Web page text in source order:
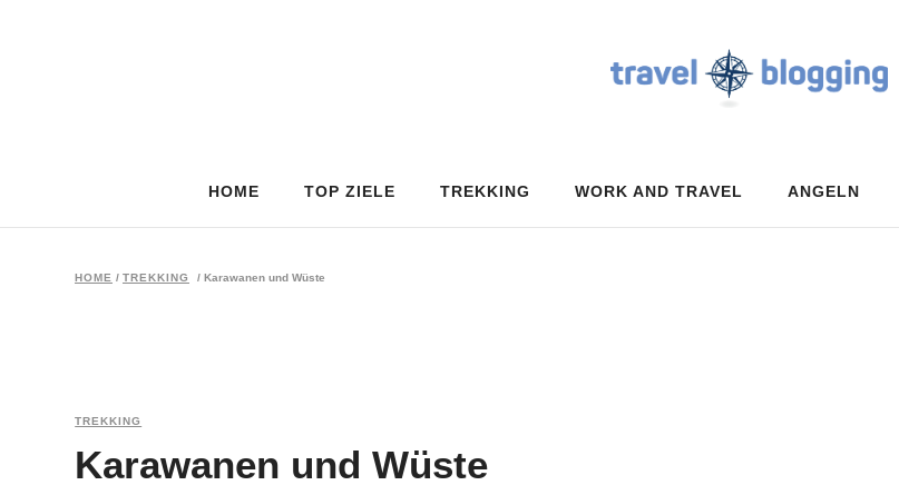
HOME TOP ZIELE TREKKING WORK AND TRAVEL ANGELN
HOME / TREKKING / Karawanen und Wüste
TREKKING
Karawanen und Wüste